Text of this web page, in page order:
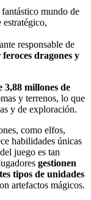
mundo de
estratégico,
responsable de
dragones y
3,88 millones de
y terrenos, lo que
y de exploración.
como elfos,
habilidades únicas
juego es tan
gestionen
tipos de unidades
artefactos mágicos.